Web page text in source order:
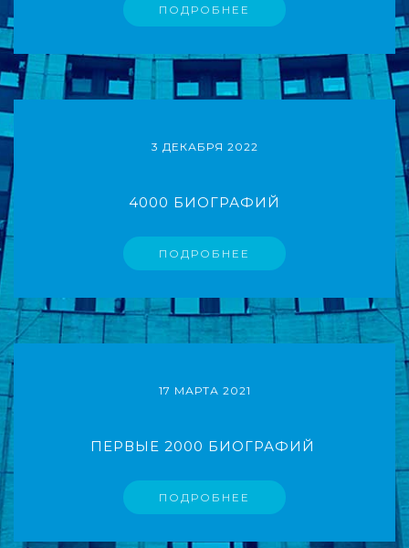
ПОДРОБНЕЕ
3 ДЕКАБРЯ 2022
4000 БИОГРАФИЙ
ПОДРОБНЕЕ
17 МАРТА 2021
ПЕРВЫЕ 2000 БИОГРАФИЙ ​
ПОДРОБНЕЕ